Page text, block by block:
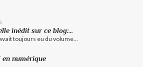
inédit sur ce blog:...
toujours eu du volume...
en numérique